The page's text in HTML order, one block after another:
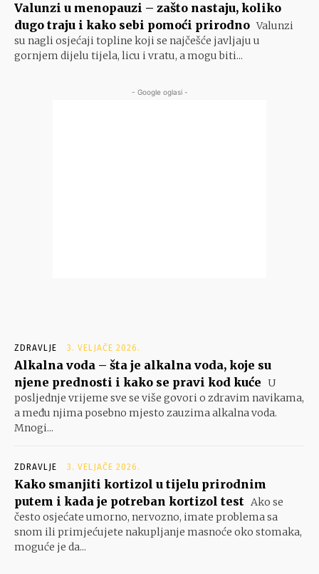
Valunzi u menopauzi – zašto nastaju, koliko
dugo traju i kako sebi pomoći prirodno Valunzi
su nagli osjećaji topline koji se najčešće javljaju u
gornjem dijelu tijela, licu i vratu, a mogu biti...
- Google oglasi -
ZDRAVLJE 3. VELJAČE 2026.
Alkalna voda – šta je alkalna voda, koje su
njene prednosti i kako se pravi kod kuće U
posljednje vrijeme sve se više govori o zdravim navikama,
a među njima posebno mjesto zauzima alkalna voda.
Mnogi...
ZDRAVLJE 3. VELJAČE 2026.
Kako smanjiti kortizol u tijelu prirodnim
putem i kada je potreban kortizol test Ako se
često osjećate umorno, nervozno, imate problema sa
snom ili primjećujete nakupljanje masnoće oko stomaka,
moguće je da...